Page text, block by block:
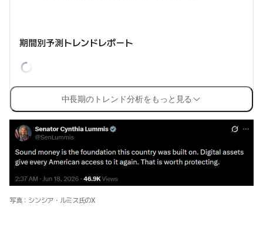
期間別予測トレンドレポート
中長期のトレンド分析をもっと見る
写真：シンシア・ルミス氏のX